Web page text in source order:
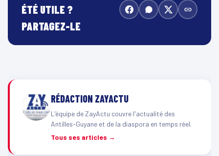
ÉTÉ UTILE ?
PARTAGEZ-LE
RÉDACTION ZAYACTU
L'équipe de ZayActu couvre l'actualité des
Antilles-Guyane et de la diaspora en temps réel.
Tous ses articles →